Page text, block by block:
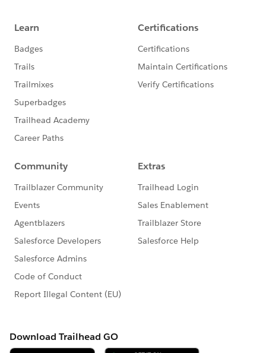
このグループは株式会社セールスフォース・ジャパ
ンの社員によって管理、運営されています。
「Trailblazer Community オンライン行動規範」に
https://trailhead.salesforce.com/ja/trailblazerco
このグループ内での発言はForward Looking
http://investor.salesforce.com/about-
statements/default.aspx
https://www.salesforce.com/jp/company/progra
m-agreement
※こちらでの回答はあくまで社員もしくは有識者の
合はケース起票をお願いします。